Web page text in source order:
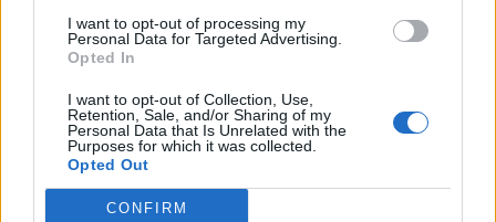
I want to opt-out of processing my
Personal Data for Targeted Advertising.
Opted In
I want to opt-out of Collection, Use,
Retention, Sale, and/or Sharing of my
Personal Data that Is Unrelated with the
Purposes for which it was collected.
Opted Out
CONFIRM
Matkailu
Koti & Asuminen
Viihdeuutiset
Digi
Pelit
Elokuvat
Some